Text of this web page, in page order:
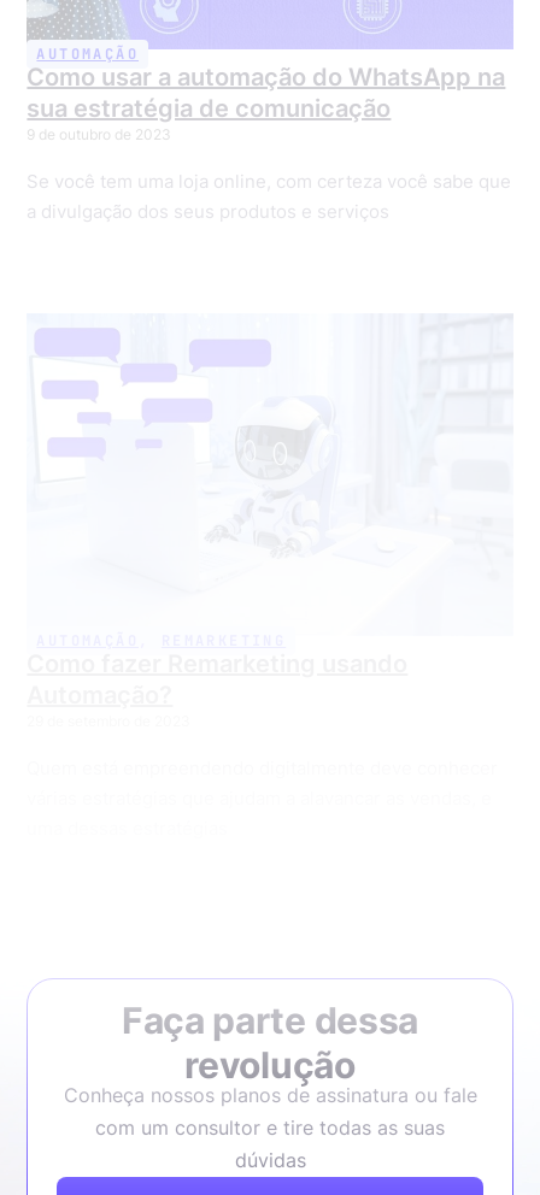
AUTOMAÇÃO
Como usar a automação do WhatsApp na
sua estratégia de comunicação
9 de outubro de 2023
Se você tem uma loja online, com certeza você sabe que
a divulgação dos seus produtos e serviços
Faça parte dessa
revolução
Conheça nossos planos de assinatura ou fale
com um consultor e tire todas as suas
dúvidas